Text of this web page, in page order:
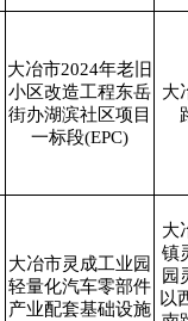
大冶市2024年老旧
小区改造工程东岳
街办湖滨社区项目
一标段(EPC)
大
大冶市灵成工业园
轻量化汽车零部件
产业配套基础设施
大
镇
园
以